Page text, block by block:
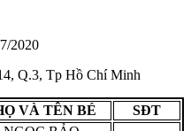
2020
Q.3, Tp Hồ Chí Minh
VÀ TÊN BÉ
SĐT